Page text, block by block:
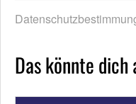
Das könnte